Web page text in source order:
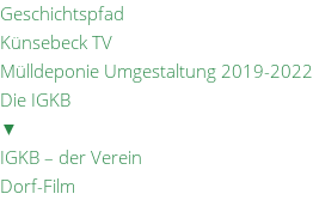
Geschichtspfad
Künsebeck TV
Mülldeponie Umgestaltung 2019-2022
Die IGKB
▼
IGKB – der Verein
Dorf-Film